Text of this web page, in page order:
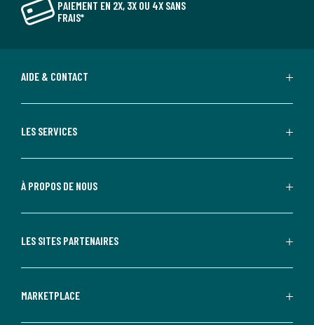
PAIEMENT EN 2X, 3X OU 4X SANS
FRAIS*
AIDE & CONTACT
LES SERVICES
À PROPOS DE NOUS
LES SITES PARTENAIRES
MARKETPLACE